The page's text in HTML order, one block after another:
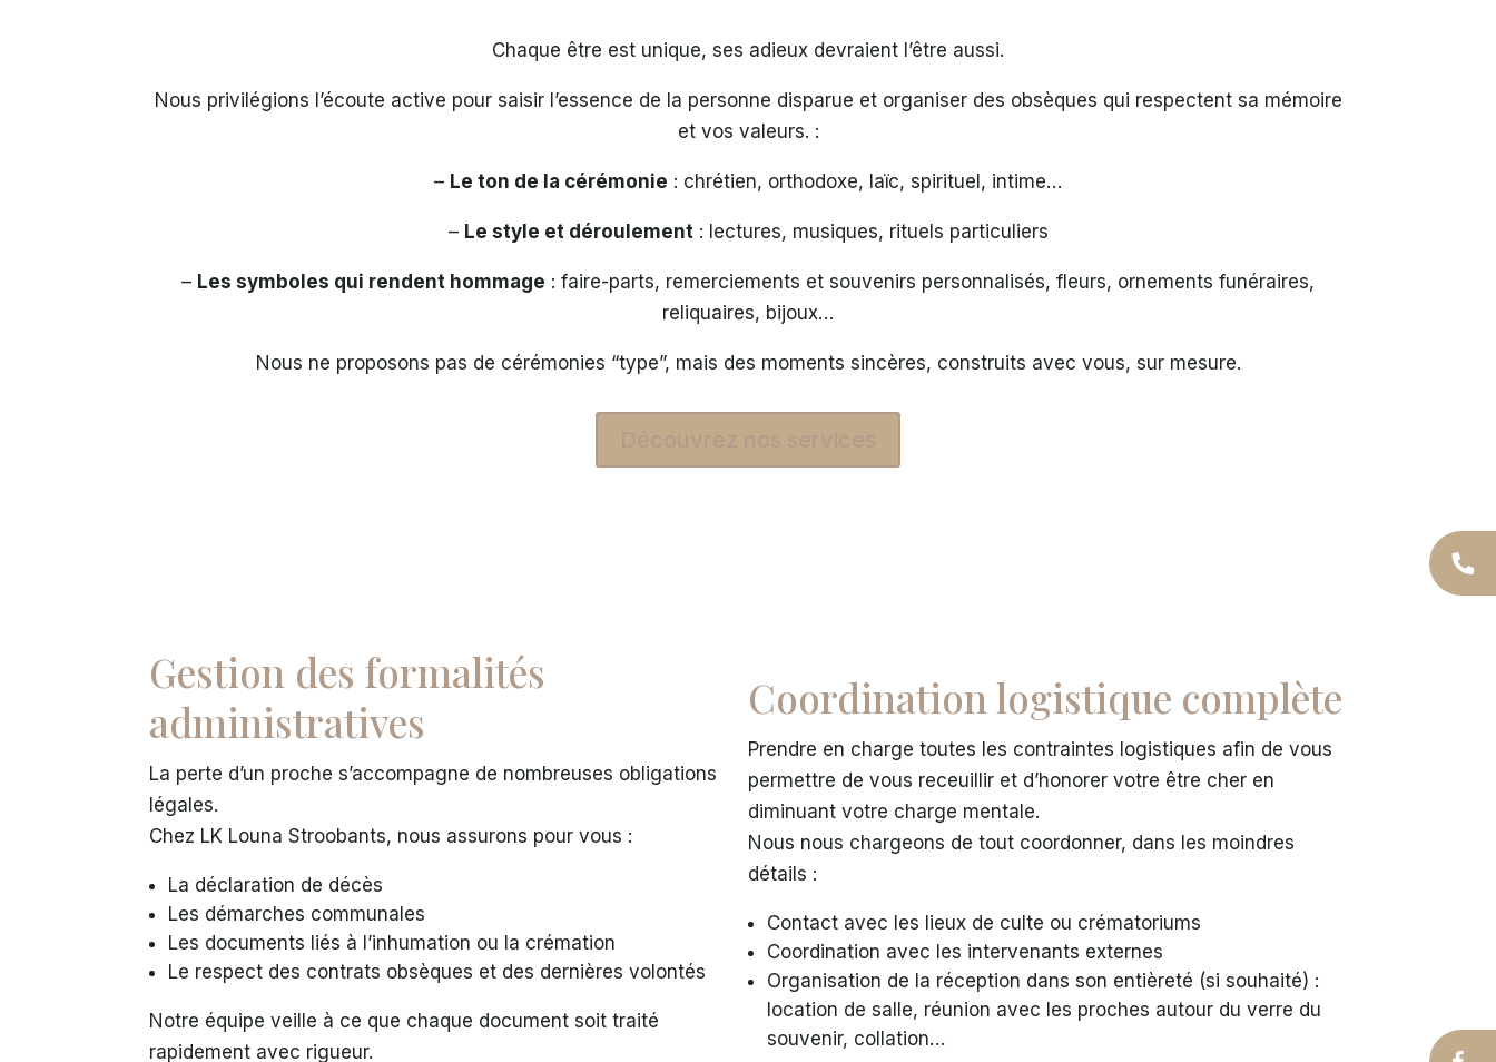
Chaque être est unique, ses adieux devraient l’être aussi.
Nous privilégions l’écoute active pour saisir l’essence de la personne disparue et organiser des obsèques qui respectent sa mémoire
et vos valeurs. :
– Le ton de la cérémonie : chrétien, orthodoxe, laïc, spirituel, intime…
– Le style et déroulement: lectures, musiques, rituels particuliers
– Les symboles qui rendent hommage : faire-parts, remerciements et souvenirs personnalisés, fleurs, ornements funéraires,
reliquaires, bijoux…
Nous ne proposons pas de cérémonies “type”, mais des moments sincères, construits avec vous, sur mesure.
Gestion des formalités
administratives
La perte d’un proche s’accompagne de nombreuses obligations
légales.
Chez LK Louna Stroobants, nous assurons pour vous :
La déclaration de décès
Les démarches communales
Les documents liés à l’inhumation ou la crémation
Le respect des contrats obsèques et des dernières volontés
Notre équipe veille à ce que chaque document soit traité
rapidement avec rigueur.
Coordination logistique complète
Prendre en charge toutes les contraintes logistiques afin de vous
permettre de vous receuillir et d’honorer votre être cher en
diminuant votre charge mentale.
Nous nous chargeons de tout coordonner, dans les moindres
détails :
Contact avec les lieux de culte ou crématoriums
Coordination avec les intervenants externes
Organisation de la réception dans son entièreté (si souhaité) :
location de salle, réunion avec les proches autour du verre du
souvenir, collation…